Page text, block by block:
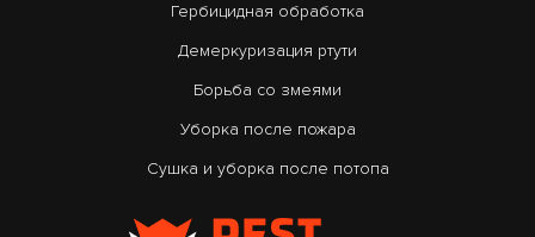
Гербицидная обработка
Демеркуризация ртути
Борьба со змеями
Уборка после пожара
Сушка и уборка после потопа